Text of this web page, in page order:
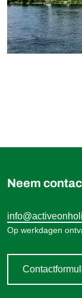
vanaf 669,00
Neem
Op werkdagen